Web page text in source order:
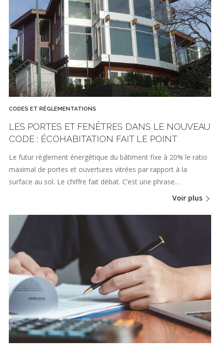
CODES ET RÈGLEMENTATIONS
LES PORTES ET FENÊTRES DANS LE NOUVEAU
CODE : ÉCOHABITATION FAIT LE POINT
Le futur règlement énergétique du bâtiment fixe à 20% le ratio
maximal de portes et ouvertures vitrées par rapport à la
surface au sol. Le chiffre fait débat. C’est une phrase…
Voir plus